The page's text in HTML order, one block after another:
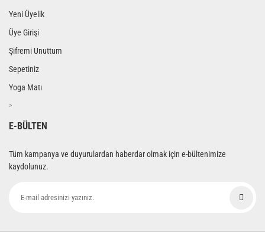
Yeni Üyelik
Üye Girişi
Şifremi Unuttum
Sepetiniz
Yoga Matı
>
E-BÜLTEN
Tüm kampanya ve duyurulardan haberdar olmak için e-bültenimize
kaydolunuz.